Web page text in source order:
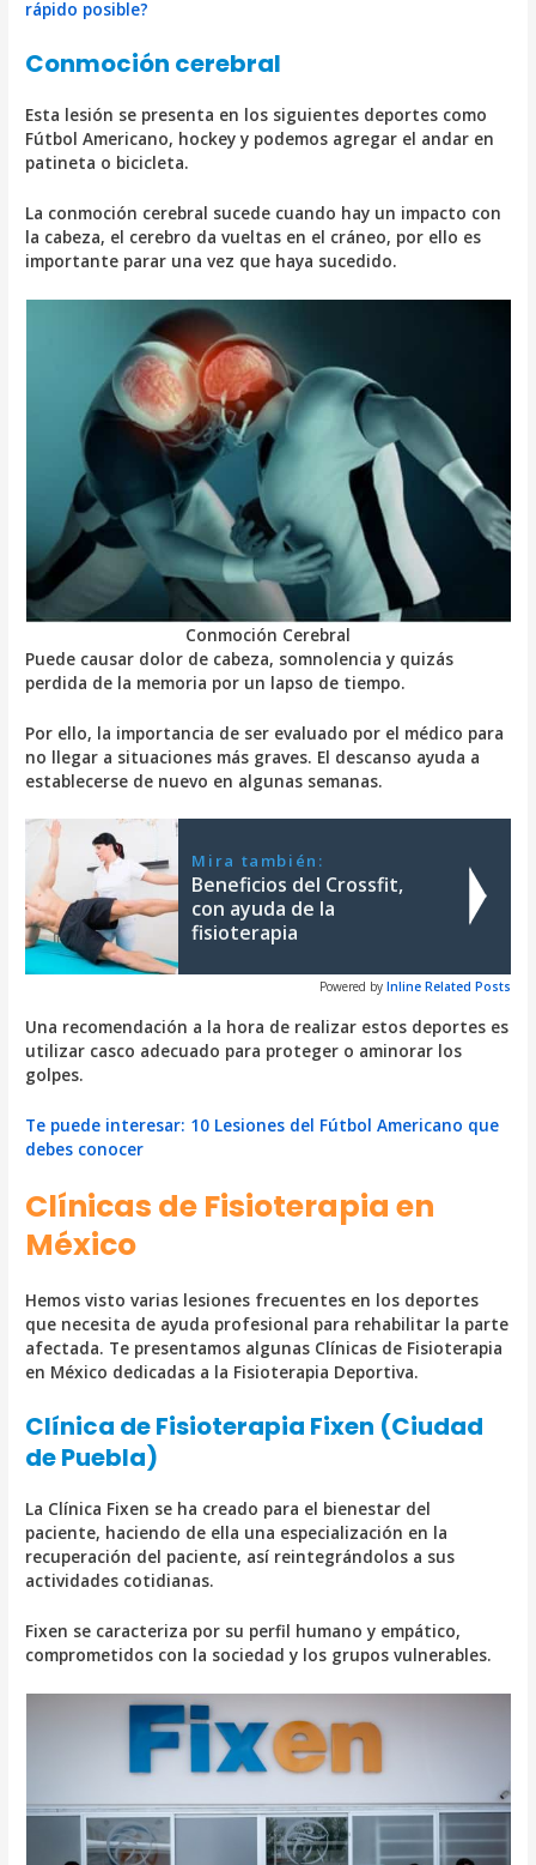
rápido posible?
Conmoción cerebral
Esta lesión se presenta en los siguientes deportes como
Fútbol Americano, hockey y podemos agregar el andar en
patineta o bicicleta.
La conmoción cerebral sucede cuando hay un impacto con
la cabeza, el cerebro da vueltas en el cráneo, por ello es
importante parar una vez que haya sucedido.
Conmoción Cerebral
Puede causar dolor de cabeza, somnolencia y quizás
perdida de la memoria por un lapso de tiempo.
Por ello, la importancia de ser evaluado por el médico para
no llegar a situaciones más graves. El descanso ayuda a
establecerse de nuevo en algunas semanas.
Mira también:
Beneficios del Crossfit,
con ayuda de la
fisioterapia
Powered by Inline Related Posts
Una recomendación a la hora de realizar estos deportes es
utilizar casco adecuado para proteger o aminorar los
golpes.
Te puede interesar: 10 Lesiones del Fútbol Americano que
debes conocer
Clínicas de Fisioterapia en
México
Hemos visto varias lesiones frecuentes en los deportes
que necesita de ayuda profesional para rehabilitar la parte
afectada. Te presentamos algunas Clínicas de Fisioterapia
en México dedicadas a la Fisioterapia Deportiva.
Clínica de Fisioterapia Fixen (Ciudad
de Puebla)
La Clínica Fixen se ha creado para el bienestar del
paciente, haciendo de ella una especialización en la
recuperación del paciente, así reintegrándolos a sus
actividades cotidianas.
Fixen se caracteriza por su perfil humano y empático,
comprometidos con la sociedad y los grupos vulnerables.